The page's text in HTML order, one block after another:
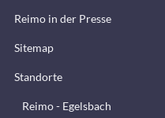
Reimo in der Presse
Sitemap
Standorte
Reimo - Egelsbach